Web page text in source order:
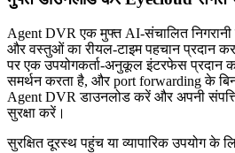
Agent DVR एक मुफ्त AI-संचालित निगरानी
और वस्तुओं का रीयल-टाइम पहचान प्रदान
पर एक उपयोगकर्ता-अनुकूल इंटरफेस प्रदान
समर्थन करता है, और port forwarding के
Agent DVR डाउनलोड करें और अपनी
सुरक्षा करें।
सुरक्षित दूरस्थ पहुंच या व्यापारिक उपयोग के